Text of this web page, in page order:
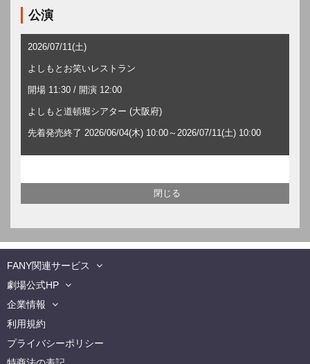
公演
2026/07/11(土)
よしもとお笑いレストラン
開場 11:30 / 開演 12:00
よしもと道頓堀シアター (大阪府)
先着発売終了 2026/06/04(木) 10:00～2026/07/11(土) 10:00
FANY関連サービス
劇場公式HP
企業情報
利用規約
プライバシーポリシー